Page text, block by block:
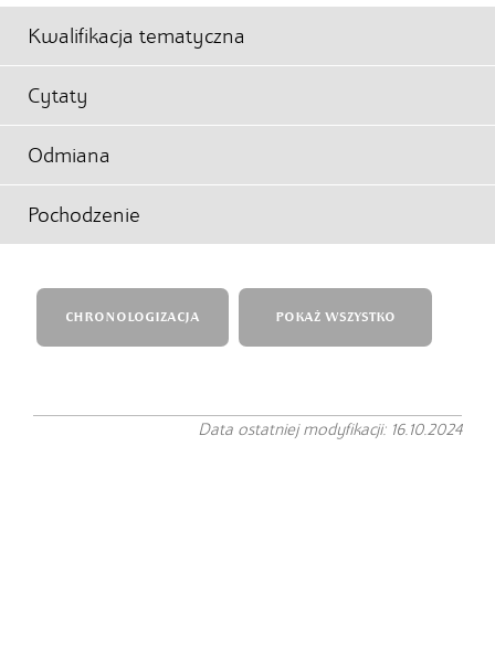
Kwalifikacja tematyczna
Cytaty
Odmiana
Pochodzenie
CHRONOLOGIZACJA POKAŻ WSZYSTKO
Data ostatniej modyfikacji: 16.10.2024